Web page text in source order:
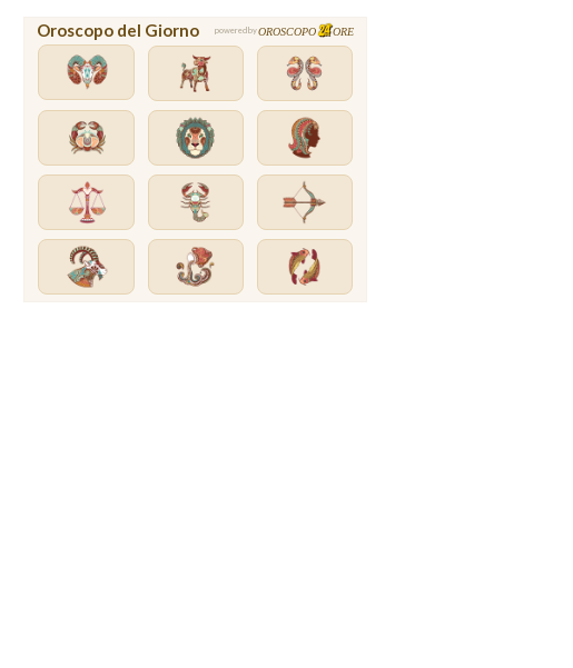
Oroscopo del Giorno powered byOROSCOPO ORE